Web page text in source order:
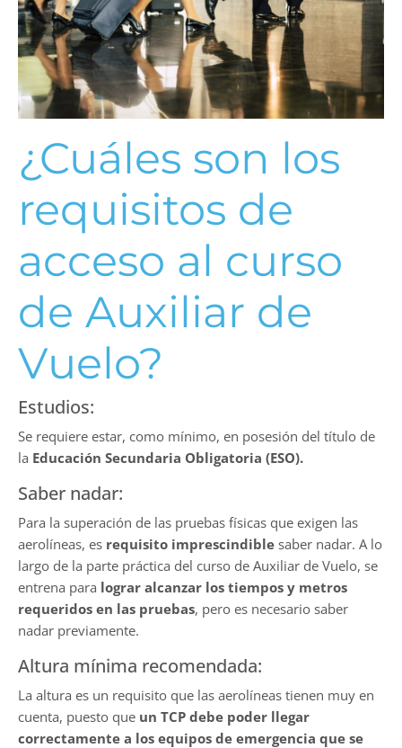
¿Cuáles son los
requisitos de
acceso al curso
de Auxiliar de
Vuelo?
Estudios:
Se requiere estar, como mínimo, en posesión del título de
la Educación Secundaria Obligatoria (ESO).
Saber nadar:
Para la superación de las pruebas físicas que exigen las
aerolíneas, es requisito imprescindible saber nadar. A lo
largo de la parte práctica del curso de Auxiliar de Vuelo, se
entrena para lograr alcanzar los tiempos y metros
requeridos en las pruebas, pero es necesario saber
nadar previamente.
Altura mínima recomendada:
La altura es un requisito que las aerolíneas tienen muy en
cuenta, puesto que un TCP debe poder llegar
correctamente a los equipos de emergencia que se